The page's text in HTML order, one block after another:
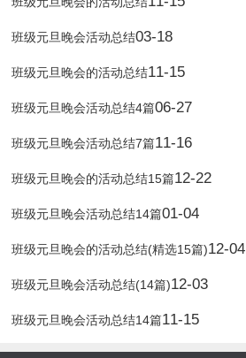
班级元旦晚会活动总结03-18
班级元旦晚会的活动总结11-15
班级元旦晚会活动总结4篇06-27
班级元旦晚会活动总结7篇11-16
班级元旦晚会的活动总结15篇12-22
班级元旦晚会活动总结14篇01-04
班级元旦晚会的活动总结(精选15篇)12-04
班级元旦晚会活动总结(14篇)12-03
班级元旦晚会活动总结14篇11-15